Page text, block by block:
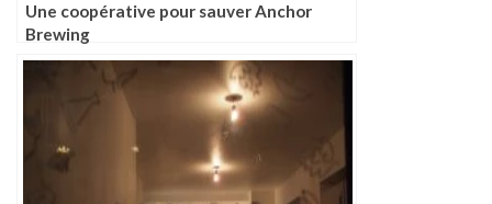
Une coopérative pour sauver Anchor
Brewing